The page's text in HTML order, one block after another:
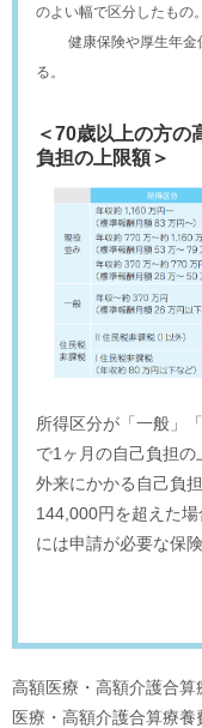
のよい幅で区分したもの。
健康保険や厚生年金保
る。
＜70歳以上の方の
負担の上限額＞
所得区分が「一般」
で1ヶ月の自己負担の
外来にかかる自己負
144,000円を超えた
には申請が必要な保
高額医療・高額介護合
医療・高額介護合算療